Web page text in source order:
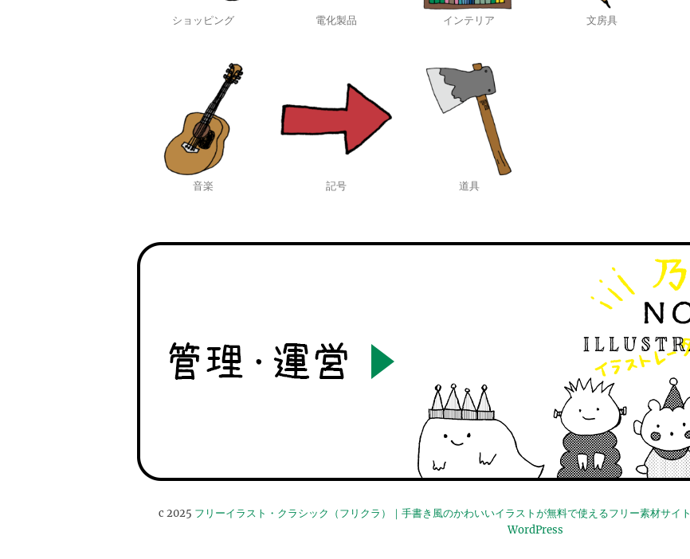
ショッピング 電化製品 インテリア 文房具
音楽 記号 道具
c 2025 フリーイラスト・クラシック（フリクラ）｜手書き風のかわいいイラストが無料で使えるフリー素材サイト
WordPress